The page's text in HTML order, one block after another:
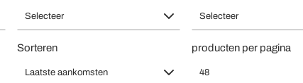
Selecteer Selecteer
Sorteren
Laatste aankomsten
producten per pagina
48